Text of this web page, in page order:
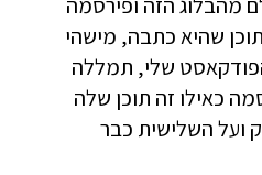
שהיא כתבה, מישהי
שלי, תמללה
כאילו זה תוכן שלה
ועל השלישית כבר